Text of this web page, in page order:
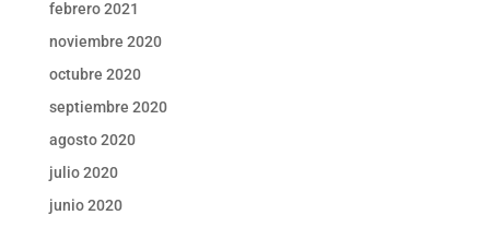
febrero 2021
noviembre 2020
octubre 2020
septiembre 2020
agosto 2020
julio 2020
junio 2020